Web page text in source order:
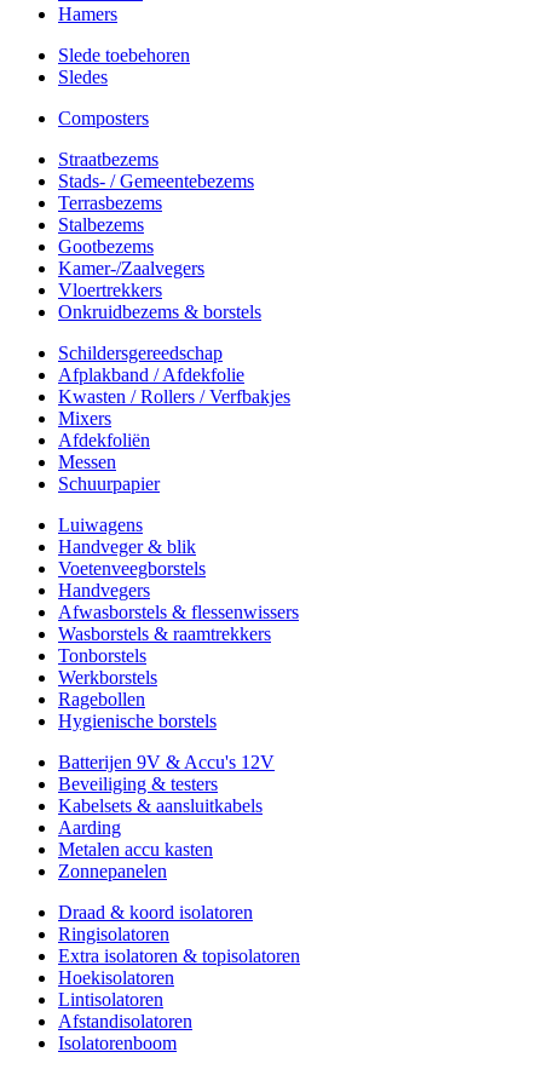
Hamers
Slede toebehoren
Sledes
Composters
Straatbezems
Stads- / Gemeentebezems
Terrasbezems
Stalbezems
Gootbezems
Kamer-/Zaalvegers
Vloertrekkers
Onkruidbezems & borstels
Schildersgereedschap
Afplakband / Afdekfolie
Kwasten / Rollers / Verfbakjes
Mixers
Afdekfoliën
Messen
Schuurpapier
Luiwagens
Handveger & blik
Voetenveegborstels
Handvegers
Afwasborstels & flessenwissers
Wasborstels & raamtrekkers
Tonborstels
Werkborstels
Ragebollen
Hygienische borstels
Batterijen 9V & Accu's 12V
Beveiliging & testers
Kabelsets & aansluitkabels
Aarding
Metalen accu kasten
Zonnepanelen
Draad & koord isolatoren
Ringisolatoren
Extra isolatoren & topisolatoren
Hoekisolatoren
Lintisolatoren
Afstandisolatoren
Isolatorenboom